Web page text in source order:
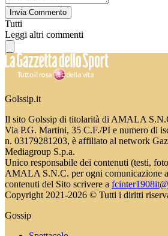
Invia Commento
Tutti
Leggi altri commenti
Golssip.it
Il sito Golssip di titolarità di AMALA
Via P.G. Martini, 35 C.F./PI e numero di
n. 03179281203, è affiliato al network
Mediagroup S.p.a.
Unico responsabile dei contenuti (testi,
AMALA S.N.C. per ogni comunicazione
contenuti del Sito scrivere a
Copyright 2021-2026 © Tutti i diritti
Gossip